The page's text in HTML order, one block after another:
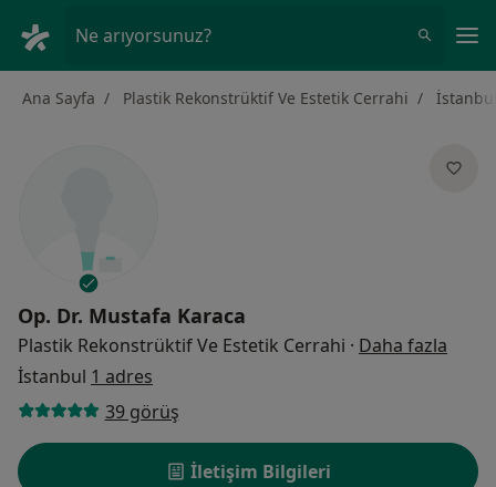
Ne arıyorsunuz?
Ana Sayfa Plastik Rekonstrüktif Ve Estetik Cerrahi
Op. Dr. Mustafa Karaca
Plastik Rekonstrüktif Ve Estetik Cerrahi · Daha fazla
İstanbul 1 adres
39 görüş
İletişim Bilgileri